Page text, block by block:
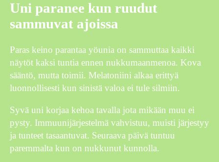
Uni paranee kun ruudut
sammuvat ajoissa
Paras keino parantaa yöunia on sammuttaa kaikki
näytöt kaksi tuntia ennen nukkumaanmenoa. Kova
sääntö, mutta toimii. Melatoniini alkaa erittyä
luonnollisesti kun sinistä valoa ei tule silmiin.
Syvä uni korjaa kehoa tavalla jota mikään muu ei
pysty. Immuunijärjestelmä vahvistuu, muisti järjestyy
ja tunteet tasaantuvat. Seuraava päivä tuntuu
paremmalta kun on nukkunut kunnolla.